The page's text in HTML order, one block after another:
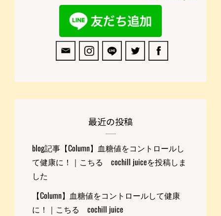
最近の投稿
blog記事【Column】血糖値をコントロールし
て健康に！｜こちる cochill juiceを投稿しま
した
【Column】血糖値をコントロールして健康
に！｜こちる cochill juice